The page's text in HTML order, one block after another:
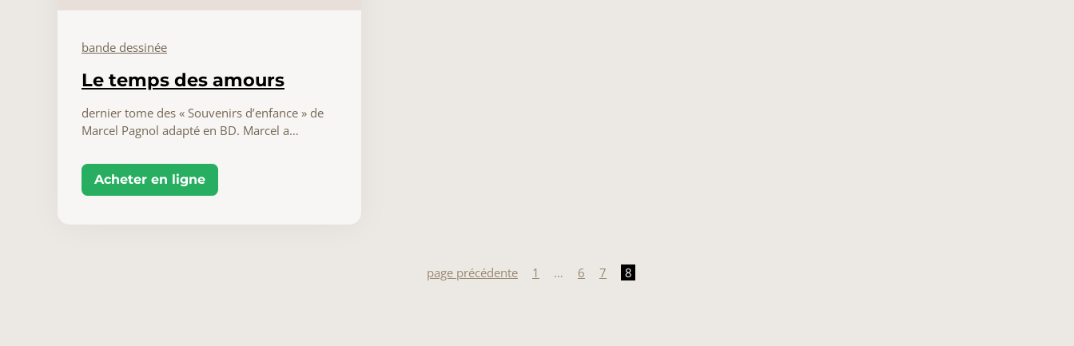
bande dessinée
Le temps des amours
dernier tome des « Souvenirs d’enfance » de
Marcel Pagnol adapté en BD. Marcel a…
Acheter en ligne
page précédente 1 … 6 7 8